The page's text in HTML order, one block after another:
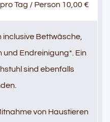
Tag / Person 10,00 €
inclusive Bettwäsche,
Endreinigung*. Ein
sind ebenfalls
von Haustieren